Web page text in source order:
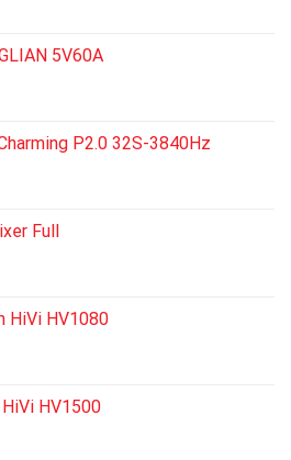
5V60A
P2.0 32S-3840Hz
Full
HiVi HV1080
HV1500